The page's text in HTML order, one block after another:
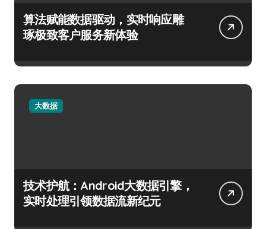
算法赋能数据驱动，实时响应雕
琢极致客户服务新体验
大数据
技术护航：Android大数据引擎，
实时处理引领数据流新纪元